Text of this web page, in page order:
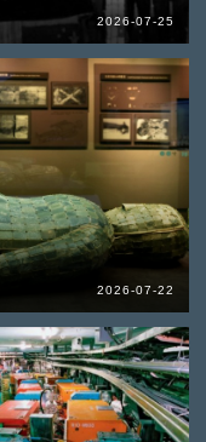
2026-07-25
2026-07-22